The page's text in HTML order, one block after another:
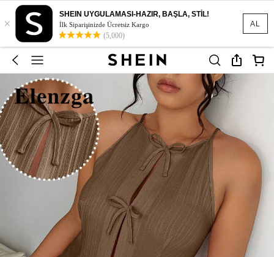
AL
×
SHEIN UYGULAMASI-HAZIR, BAŞLA, STİL!
İlk Siparişinizde Ücretsiz Kargo
(5,000)